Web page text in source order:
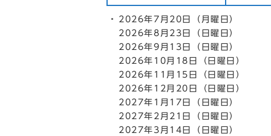
2026年7月20日（月曜日）
2026年8月23日（日曜日）
2026年9月13日（日曜日）
2026年10月18日（日曜日）
2026年11月15日（日曜日）
2026年12月20日（日曜日）
2027年1月17日（日曜日）
2027年2月21日（日曜日）
2027年3月14日（日曜日）